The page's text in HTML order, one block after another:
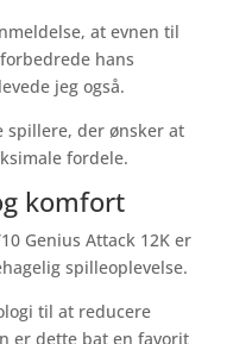
at evnen til
hans
jeg også.
spillere, der ønsker at
fordele.
komfort
Genius Attack 12K er
spilleoplevelse.
til at reducere
er dette bat en favorit